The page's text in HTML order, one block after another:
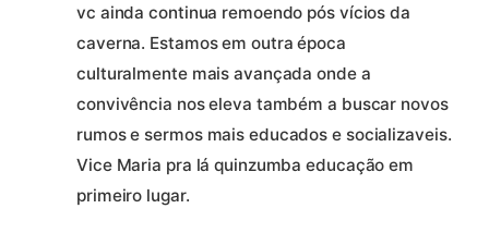
vc ainda continua remoendo pós vícios da
caverna. Estamos em outra época
culturalmente mais avançada onde a
convivência nos eleva também a buscar novos
rumos e sermos mais educados e socializaveis.
Vice Maria pra lá quinzumba educação em
primeiro lugar.